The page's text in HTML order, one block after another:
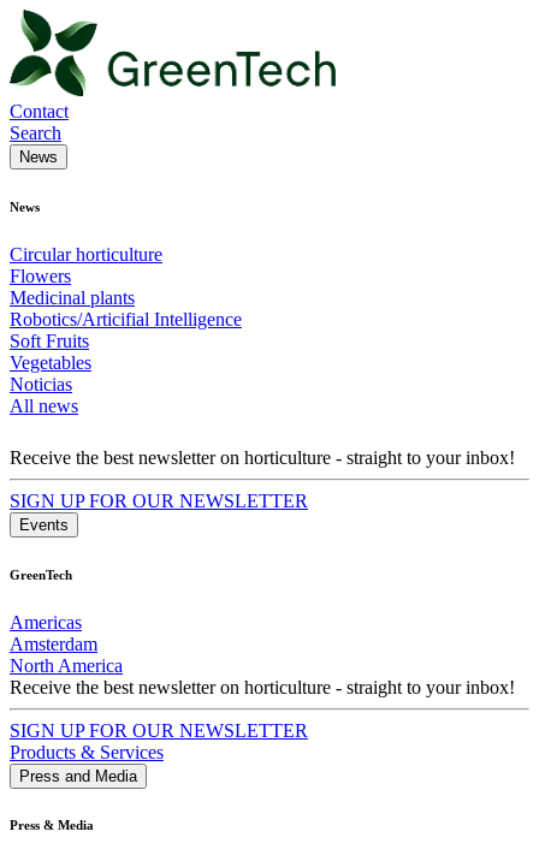
Contact
Search
News
News
Circular horticulture
Flowers
Medicinal plants
Robotics/Articifial Intelligence
Soft Fruits
Vegetables
Noticias
All news
Receive the best newsletter on horticulture - straight to your inbox!
SIGN UP FOR OUR NEWSLETTER
Events
GreenTech
Americas
Amsterdam
North America
Receive the best newsletter on horticulture - straight to your inbox!
SIGN UP FOR OUR NEWSLETTER
Products & Services
Press and Media
Press & Media